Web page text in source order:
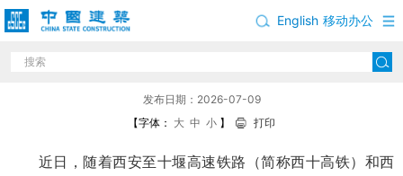
移动办公
English
高铁西安东站投运，四大配套项目同步通车
发布日期：2026-07-09
【字体： 大 中 小 】 打印
近日，随着西安至十堰高速铁路（简称西十高铁）和西